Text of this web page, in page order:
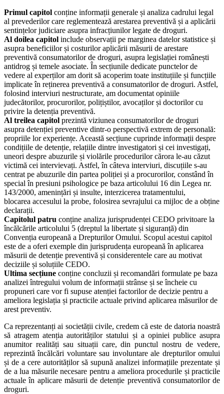
Primul capitol conține informații generale și analiza cadrului legal
al prevederilor care reglementează arestarea preventivă și a aplicării
sentințelor judiciare asupra infracțiunilor legate de droguri.
Al doilea capitol include observații pe marginea datelor statistice și
asupra beneficiilor și costurilor aplicării măsurii de arestare
preventivă consumatorilor de droguri, asupra legislației românești
antidrog și temele asociate. În secțiunile dedicate punctelor de
vedere al experților am dorit să acoperim toate instituțiile și funcțiile
implicate în reținerea preventivă a consumatorilor de droguri. Astfel,
folosind interviuri nestructurate, am documentat opiniile
judecătorilor, procurorilor, polițiștilor, avocaților și doctorilor cu
privire la detenția preventivă.
Al treilea capitol prezintă viziunea consumatorilor de droguri
asupra detenției preventive dintr-o perspectivă extrem de personală:
propriile lor experiențe. Această secțiune cuprinde informații despre
condițiile de detenție, relațiile dintre investigatori și cei investigați,
uneori despre abuzurile și violările procedurilor cărora le-au căzut
victimă cei intervievați. Astfel, în câteva interviuri, discuțiile s-au
centrat pe abuzurile din partea poliției și a procurorilor, constând în
special în presiuni psihologice pe baza articolului 16 din Legea nr.
143/2000, amenințări și insulte, interzicerea tratamentului,
blocarea accesului la probe, folosirea sevrajului ca mijloc de a obține
declarații.
Capitolul patru conține analiza jurisprudenței CEDO privitoare la
încălcările articolului 5 (dreptul la libertate și siguranță) din
Convenția europeană a Drepturilor Omului. Scopul acestui capitol
este de a oferi exemple din jurisprudența europeană în aplicarea
măsurii de detenție preventivă și considerentele care au motivat
deciziile și soluțiile CEDO.
Ultima secțiune conține concluzii și recomandări formulate pe baza
analizei întregului volum de informații strânse și se încheie cu
propuneri care vor fi supuse atenției factorilor de decizie pentru a
ameliora legislația și practicile actuale privind aplicarea măsurilor de
arest preventiv.
Ca reprezentanți ai societății civile, credem că este de datoria noastră
să atragem atenția autorităților statului și a opiniei publice asupra
anumitor realități sau situații care, din punctul nostru de vedere,
reprezintă încălcări voluntare sau involuntare ale drepturilor omului
și de a cere autorităților să supună analizei informațiile prezentate și
de a lua măsurile necesare pentru a ameliora procedurile și practicile
actuale în aplicare măsurii de detenție preventivă consumatorilor de
droguri.